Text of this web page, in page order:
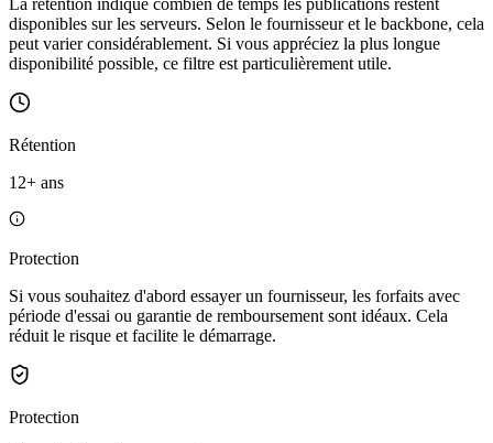
disponibles sur les serveurs. Selon le fournisseur et le backbone, cela
peut varier considérablement. Si vous appréciez la plus longue
disponibilité possible, ce filtre est particulièrement utile.
Rétention
12+ ans
Protection
Si vous souhaitez d'abord essayer un fournisseur, les forfaits avec
période d'essai ou garantie de remboursement sont idéaux. Cela
réduit le risque et facilite le démarrage.
Protection